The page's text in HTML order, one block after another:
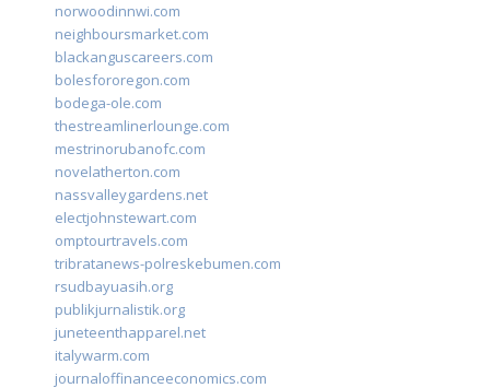
norwoodinnwi.com
neighboursmarket.com
blackanguscareers.com
bolesfororegon.com
bodega-ole.com
thestreamlinerlounge.com
mestrinorubanofc.com
novelatherton.com
nassvalleygardens.net
electjohnstewart.com
omptourtravels.com
tribratanews-polreskebumen.com
rsudbayuasih.org
publikjurnalistik.org
juneteenthapparel.net
italywarm.com
journaloffinanceeconomics.com